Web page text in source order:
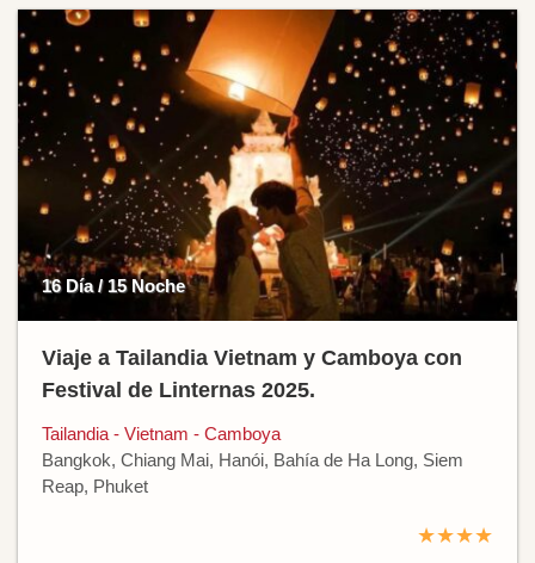
16 Día / 15 Noche
Viaje a Tailandia Vietnam y Camboya con
Festival de Linternas 2025.
Tailandia - Vietnam - Camboya
Bangkok, Chiang Mai, Hanói, Bahía de Ha Long, Siem
Reap, Phuket
★★★★